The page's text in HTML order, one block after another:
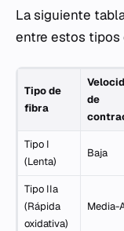
La siguiente
entre estos tipos
Tipo de
fibra
de
Tipo I
(Lenta)
Baja
Tipo IIa
(Rápida
oxidativa)
Media-